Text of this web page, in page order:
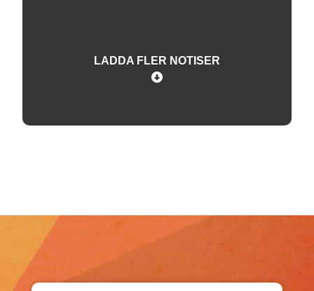
LADDA FLER NOTISER